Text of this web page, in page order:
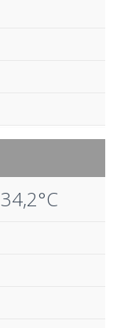
34,2°C